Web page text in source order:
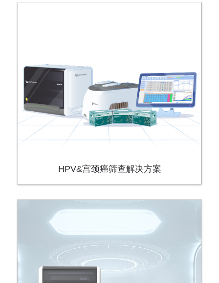
HPV&宫颈癌筛查解决方案